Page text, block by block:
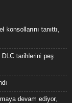
tanıttı,
tarihlerini peş
devam ediyor,